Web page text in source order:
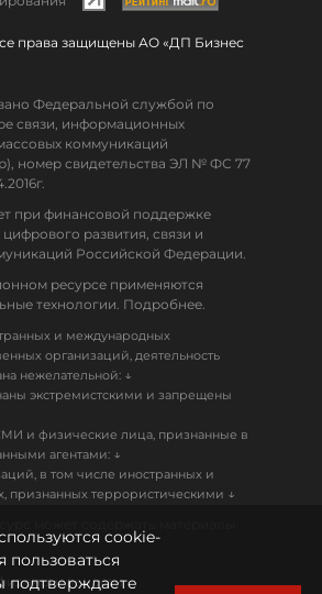
права защищены АО «ДП Бизнес
Федеральной службой по
связи, информационных
коммуникаций
номер свидетельства ЭЛ № ФС 77
при финансовой поддержке
развития, связи и
Российской Федерации.
ресурсе применяются
технологии. Подробнее.
и международных
организаций, деятельность
нежелательной: ↓
экстремистскими и запрещены
и физические лица, признанные в
агентами: ↓
в том числе иностранных и
признанных террористическими ↓
cookie-
подтверждаете